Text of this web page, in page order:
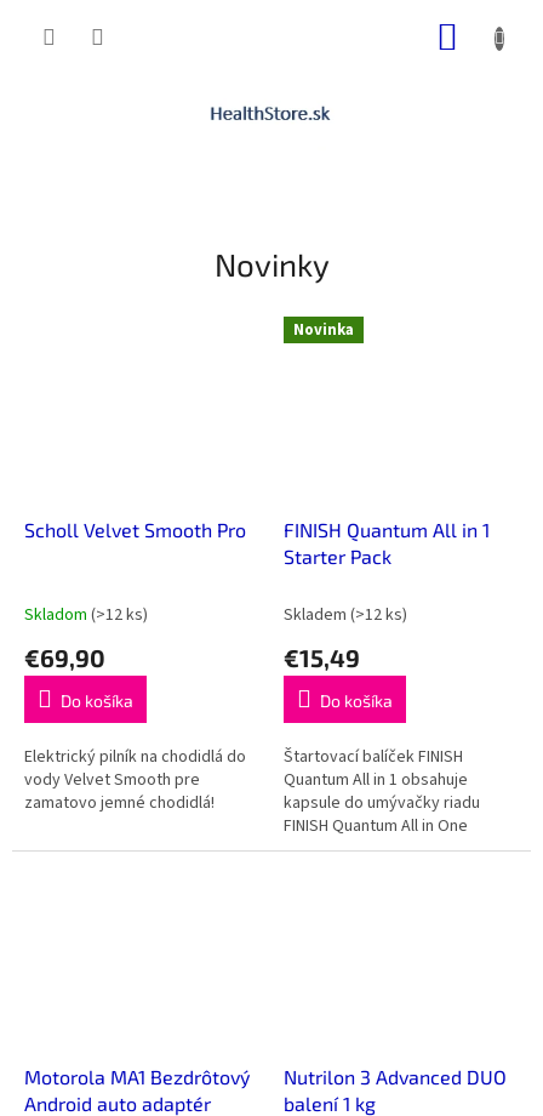
Novinky
Scholl Velvet Smooth Pro
Skladom (>12 ks)
€69,90
Do košíka
Elektrický pilník na chodidlá do
vody Velvet Smooth pre
zamatovo jemné chodidlá!
Novinka
FINISH Quantum All in 1
Starter Pack
Skladem (>12 ks)
€15,49
Do košíka
Štartovací balíček FINISH
Quantum All in 1 obsahuje
kapsule do umývačky riadu
FINISH Quantum All in One
Lemon Sparkle, leštidlo FINISH
Motorola MA1 Bezdrôtový
Android auto adaptér
Nutrilon 3 Advanced DUO
balení 1 kg